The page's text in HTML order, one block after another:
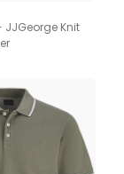
Knit